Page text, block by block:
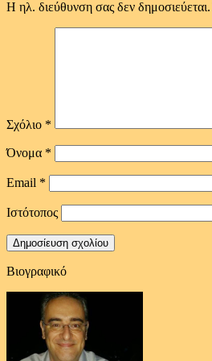
Η ηλ. διεύθυνση σας δεν δημοσιεύεται.
Σχόλιο *
Όνομα *
Email *
Ιστότοπος
Βιογραφικό